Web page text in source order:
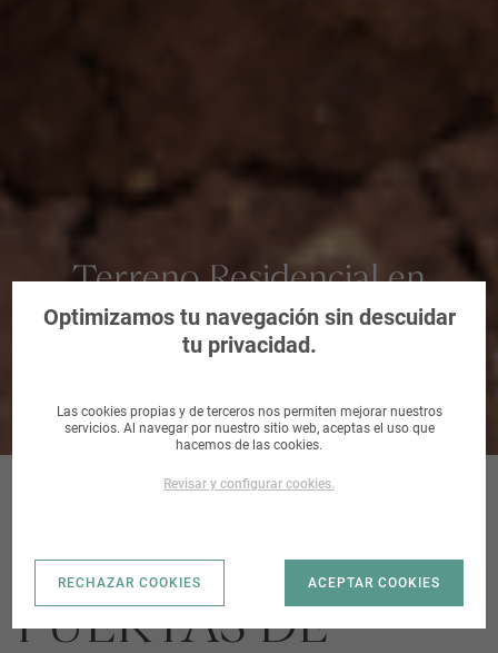
Terreno Residencial en
Hellín, Albacete
VIVIENDA CL
PUERTAS DE
Optimizamos tu navegación sin descuidar
tu privacidad.
Las cookies propias y de terceros nos permiten mejorar nuestros
servicios. Al navegar por nuestro sitio web, aceptas el uso que
hacemos de las cookies.
Revisar y configurar cookies.
RECHAZAR COOKIES ACEPTAR COOKIES